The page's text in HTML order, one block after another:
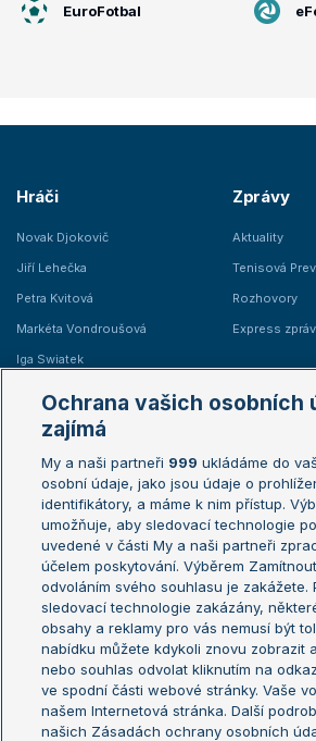
EuroFotbal
Hráči
Novak Djokovič
Jiří Lehečka
Petra Kvitová
Markéta Vondroušová
Iga Swiatek
Zprávy
Aktuality
Tenisová
Rozhovory
Express
Žebříčky
Žebříček ATP (muži)
Žebříček WTA (ženy)
Sázkařský žebříček
Australian
French Open
Wimbledon
US Open
Turnaj mistrů
Turnaj mistryň
Aktualní trendy
Fotbalové přestupy
Livesport Daily
Ochrana vašich osobních
zajímá
My a naši partneři 999 ukládáme do
osobní údaje, jako jsou údaje o
identifikátory, a máme k nim přístup.
umožňuje, aby sledovací technologie
uvedené v části My a naši partneři
účelem poskytování. Výběrem
odvoláním svého souhlasu je zakážete.
sledovací technologie zakázány,
obsahy a reklamy pro vás nemusí být
nabídku můžete kdykoli znovu zobrazit
nebo souhlas odvolat kliknutím na
ve spodní části webové stránky. Vaše
našem Internetová stránka. Další
našich Zásadách ochrany osobních